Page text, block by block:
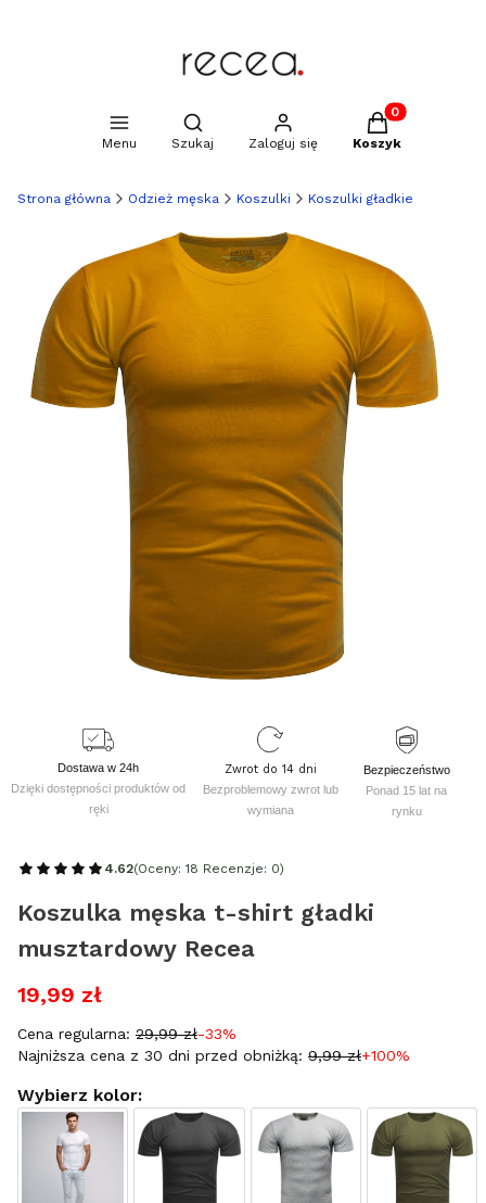
Menu
Otwórz wyszukiwarkę
Szukaj Zaloguj się
Produkty w
Koszyk
Strona główna Odzież męska Koszulki Koszulki gładkie
Dostawa w 24h
Dzięki dostępności produktów od
ręki
Zwrot do 14 dni
Bezproblemowy zwrot lub
wymiana
Bezpieczeństwo
Ponad 15 lat na
rynku
4.62(Oceny: 18 Recenzje: 0)
Koszulka męska t-shirt gładki
musztardowy Recea
19,99 zł
Cena regularna: 29,99 zł-33%
Najniższa cena z 30 dni przed obniżką: 9,99 zł+100%
Wybierz kolor: